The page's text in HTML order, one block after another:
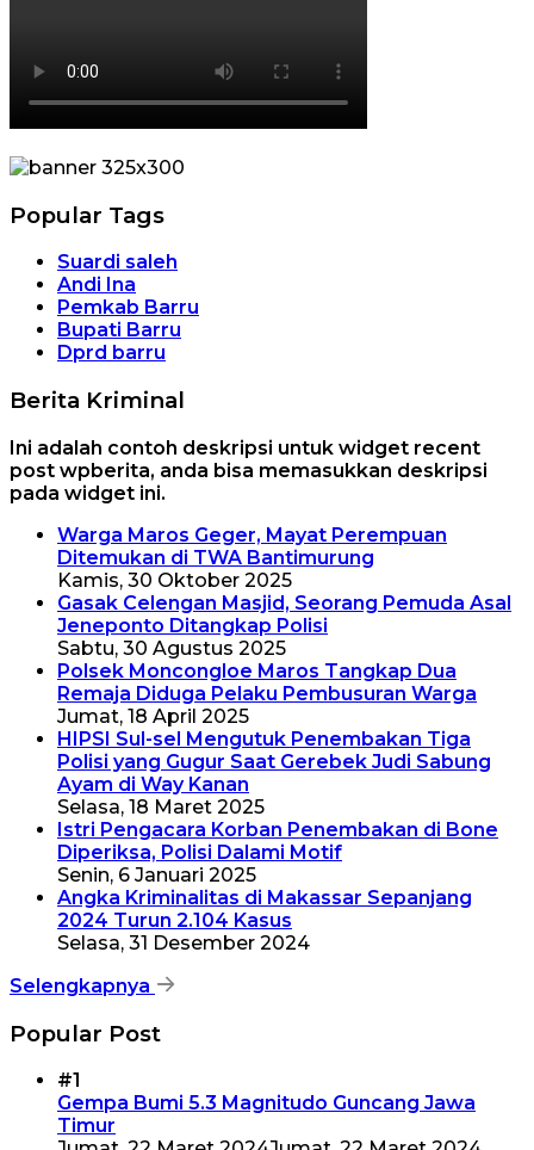
Popular Tags
Suardi saleh
Andi Ina
Pemkab Barru
Bupati Barru
Dprd barru
Berita Kriminal
Ini adalah contoh deskripsi untuk widget recent
post wpberita, anda bisa memasukkan deskripsi
pada widget ini.
Warga Maros Geger, Mayat Perempuan
Ditemukan di TWA Bantimurung
Kamis, 30 Oktober 2025
Gasak Celengan Masjid, Seorang Pemuda Asal
Jeneponto Ditangkap Polisi
Sabtu, 30 Agustus 2025
Polsek Moncongloe Maros Tangkap Dua
Remaja Diduga Pelaku Pembusuran Warga
Jumat, 18 April 2025
HIPSI Sul-sel Mengutuk Penembakan Tiga
Polisi yang Gugur Saat Gerebek Judi Sabung
Ayam di Way Kanan
Selasa, 18 Maret 2025
Istri Pengacara Korban Penembakan di Bone
Diperiksa, Polisi Dalami Motif
Senin, 6 Januari 2025
Angka Kriminalitas di Makassar Sepanjang
2024 Turun 2.104 Kasus
Selasa, 31 Desember 2024
Selengkapnya
Popular Post
#1
Gempa Bumi 5.3 Magnitudo Guncang Jawa
Timur